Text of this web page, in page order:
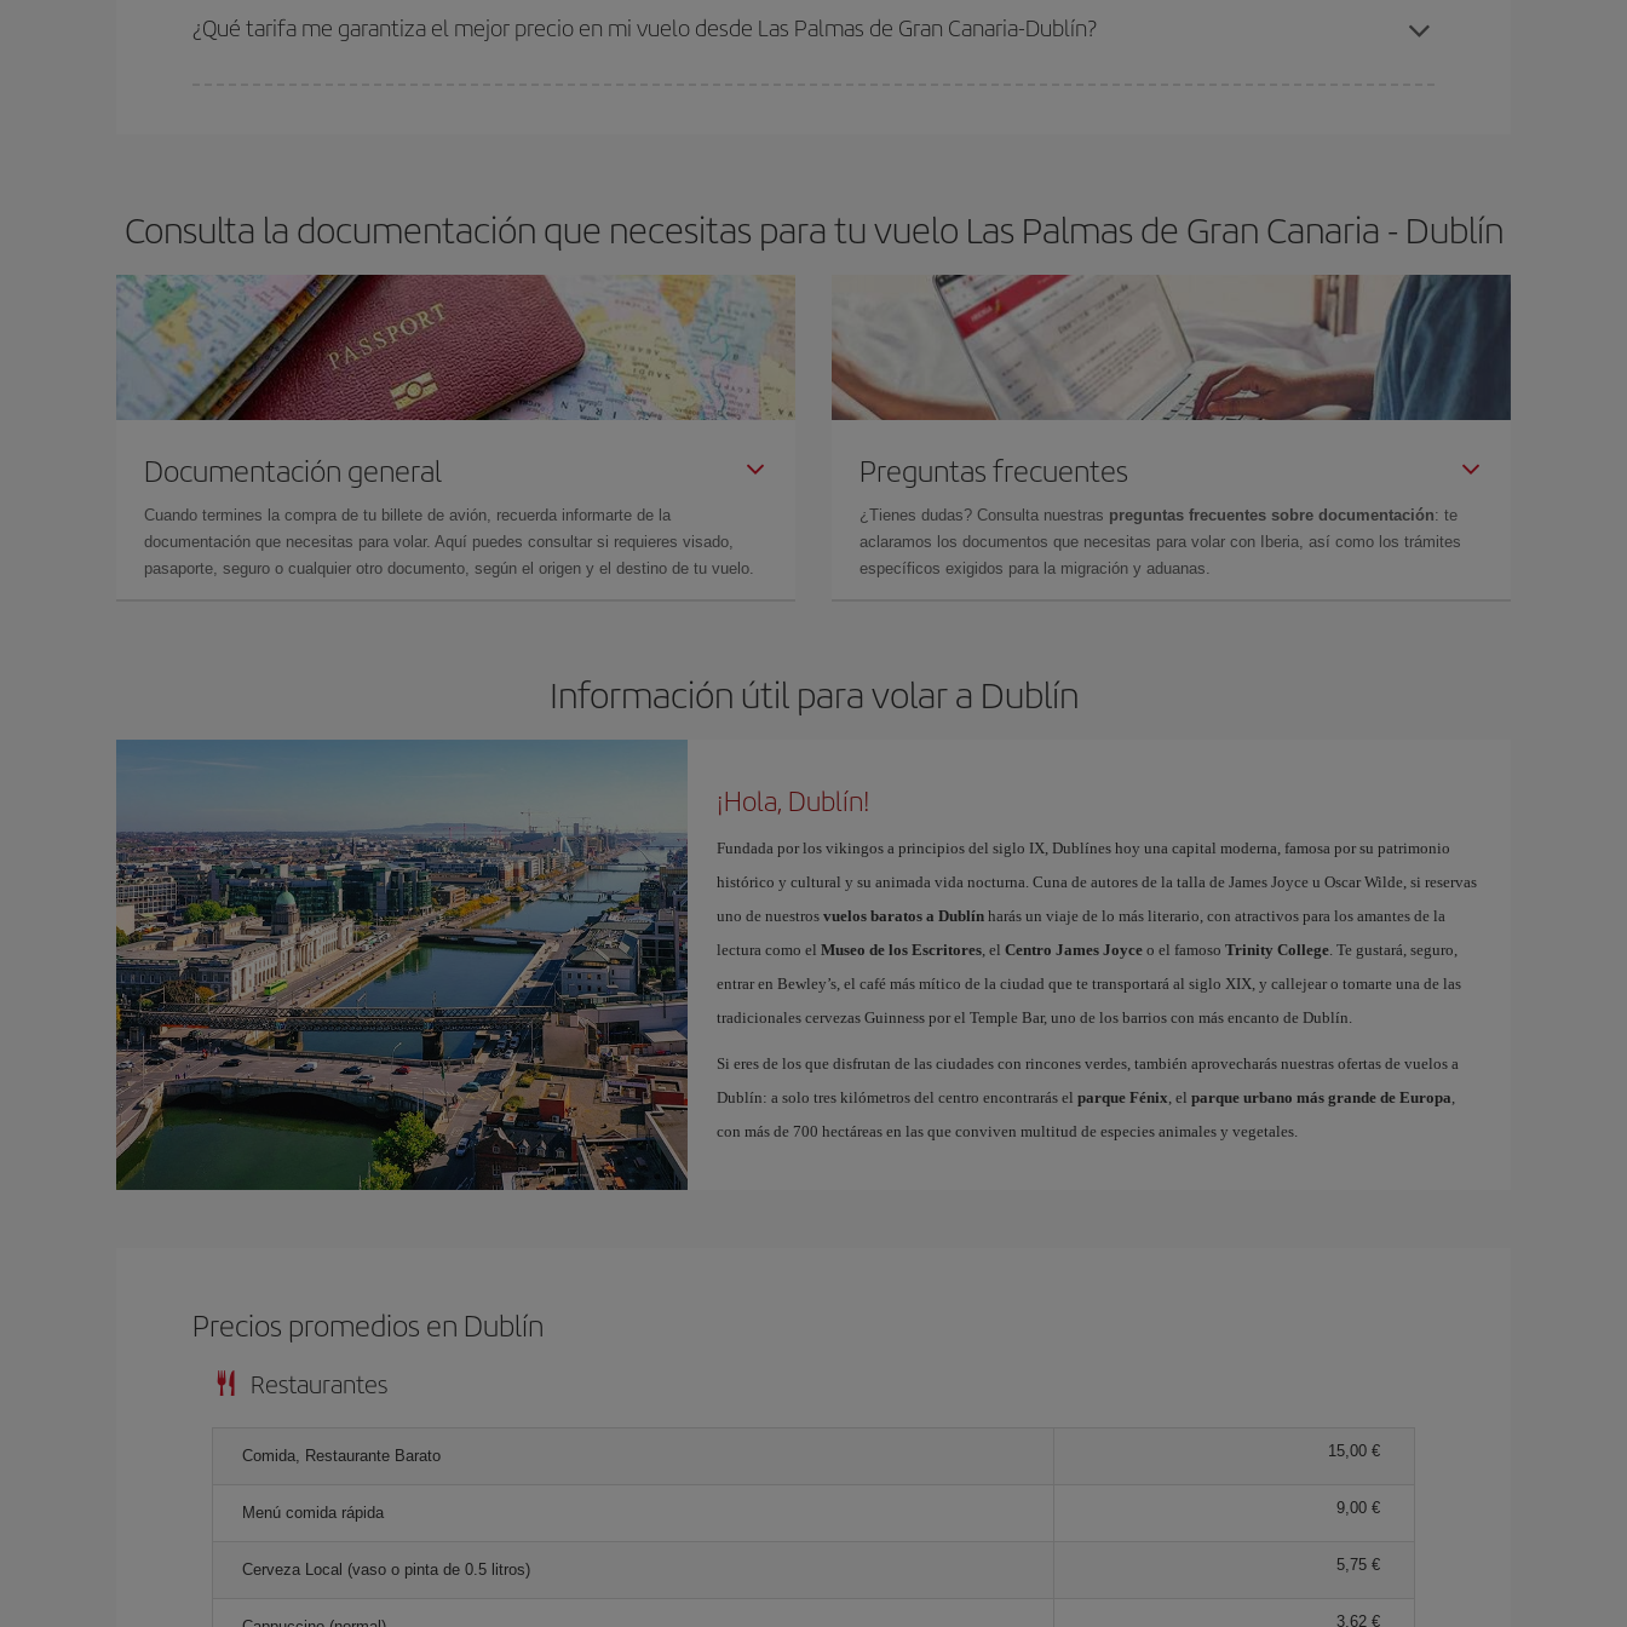
estén disponibles o se vayan agotando. Por eso, comprar con antelación es
fundamental para conseguir vuelos baratos a Las Palmas de Gran Canaria-Dublín-dest
¿Qué tarifa me garantiza el mejor precio en mi vuelo desde Las Palmas de Gran Canaria-Dublín?
Consulta la documentación que necesitas para tu vuelo Las Palmas de Gran Canaria - Dublín
Documentación general
Cuando termines la compra de tu billete de avión, recuerda informarte de la
documentación que necesitas para volar. Aquí puedes consultar si requieres visado,
pasaporte, seguro o cualquier otro documento, según el origen y el destino de tu vuelo.
Preguntas frecuentes
¿Tienes dudas? Consulta nuestras preguntas frecuentes sobre documentación: te
aclaramos los documentos que necesitas para volar con Iberia, así como los trámites
específicos exigidos para la migración y aduanas.
Información útil para volar a Dublín
¡Hola, Dublín!
Fundada por los vikingos a principios del siglo IX, Dublínes hoy una capital moderna, famosa por su patrimonio
histórico y cultural y su animada vida nocturna. Cuna de autores de la talla de James Joyce u Oscar Wilde, si reservas
uno de nuestros vuelos baratos a Dublínharás un viaje de lo más literario, con atractivos para los amantes de la
lectura como el Museo de los Escritores, el Centro James Joyceo el famoso Trinity College. Te gustará, seguro,
entrar en Bewley’s, el café más mítico de la ciudad que te transportará al siglo XIX, y callejear o tomarte una de las
tradicionales cervezas Guinness por el Temple Bar, uno de los barrios con más encanto de Dublín.
Si eres de los que disfrutan de las ciudades con rincones verdes, también aprovecharás nuestras ofertas de vuelos a
Dublín: a solo tres kilómetros del centro encontrarás el parque Fénix, el parque urbano más grande de Europa,
con más de 700 hectáreas en las que conviven multitud de especies animales y vegetales.
Precios promedios en Dublín
Restaurantes
Comida, Restaurante Barato 15,00 €
Menú comida rápida 9,00 €
Cerveza Local (vaso o pinta de 0.5 litros) 5,75 €
3,62 €